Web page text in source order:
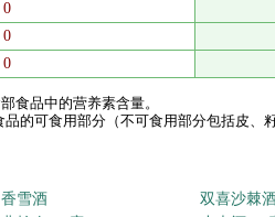
0
0
0
食品中的营养素含量。
品的可食用部分（不可食用部分包括皮、
香雪酒
双喜沙棘